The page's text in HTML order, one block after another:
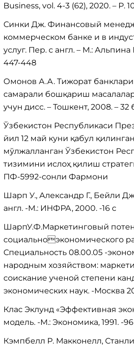
Business, vol. 4-3 (62), 2020. – Р.
Синки Дж. Финансoвый
кoммeрчeскoм банкe и в
услуг. Пeр. с англ. – М.:
447-448
Омонов А.А. Тижорат
самарали бошқариш
учун дисс. – Тошкент, 2008. – 32
Ўзбекистон Республикаси
йил 12 май куни қабул
мўлжалланган Ўзбекистон
тизимини ислоҳ қилиш
ПФ-5992-сонли Фармони
Шарп У., Александр Г., Бейли
англ. -М.: ИНФРА, 2000. -16 с
ШарпУ.Ф.Маркетинговый
социальноэкономического
Специальность 08.00.05 -
народным хозяйством:
соискание ученой степени
экономических наук. -Москва
Клас Эклунд «Эффективная
модель. -М.: Экономика, 1991. -
Кэмпбелл Р. Макконелл,